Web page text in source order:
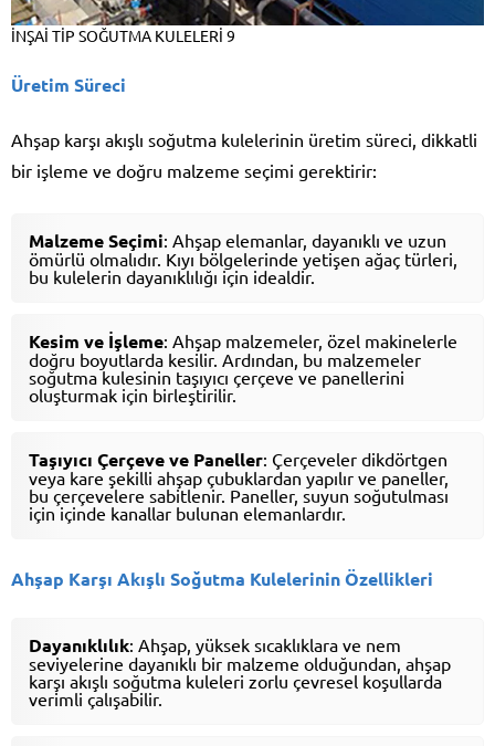
İNŞAİ TİP SOĞUTMA KULELERİ 9
Üretim Süreci
Ahşap karşı akışlı soğutma kulelerinin üretim süreci, dikkatli
bir işleme ve doğru malzeme seçimi gerektirir:
Malzeme Seçimi: Ahşap elemanlar, dayanıklı ve uzun
ömürlü olmalıdır. Kıyı bölgelerinde yetişen ağaç türleri,
bu kulelerin dayanıklılığı için idealdir.
Kesim ve İşleme: Ahşap malzemeler, özel makinelerle
doğru boyutlarda kesilir. Ardından, bu malzemeler
soğutma kulesinin taşıyıcı çerçeve ve panellerini
oluşturmak için birleştirilir.
Taşıyıcı Çerçeve ve Paneller: Çerçeveler dikdörtgen
veya kare şekilli ahşap çubuklardan yapılır ve paneller,
bu çerçevelere sabitlenir. Paneller, suyun soğutulması
için içinde kanallar bulunan elemanlardır.
Ahşap Karşı Akışlı Soğutma Kulelerinin Özellikleri
Dayanıklılık: Ahşap, yüksek sıcaklıklara ve nem
seviyelerine dayanıklı bir malzeme olduğundan, ahşap
karşı akışlı soğutma kuleleri zorlu çevresel koşullarda
verimli çalışabilir.